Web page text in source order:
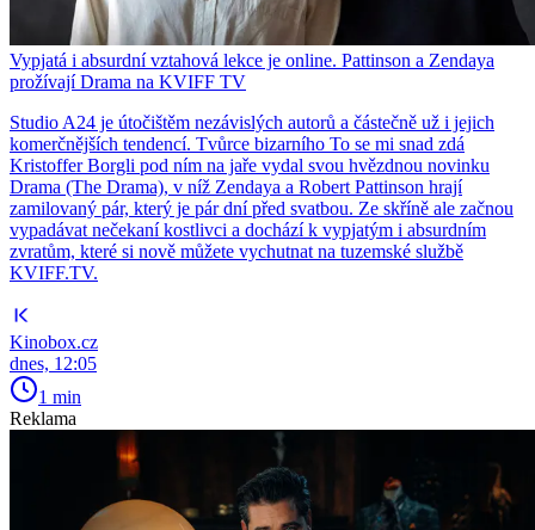
Vypjatá i absurdní vztahová lekce je online. Pattinson a Zendaya
prožívají Drama na KVIFF TV
Studio A24 je útočištěm nezávislých autorů a částečně už i jejich
komerčnějších tendencí. Tvůrce bizarního To se mi snad zdá
Kristoffer Borgli pod ním na jaře vydal svou hvězdnou novinku
Drama (The Drama), v níž Zendaya a Robert Pattinson hrají
zamilovaný pár, který je pár dní před svatbou. Ze skříně ale začnou
vypadávat nečekaní kostlivci a dochází k vypjatým i absurdním
zvratům, které si nově můžete vychutnat na tuzemské službě
KVIFF.TV.
Kinobox.cz
dnes, 12:05
1 min
Reklama